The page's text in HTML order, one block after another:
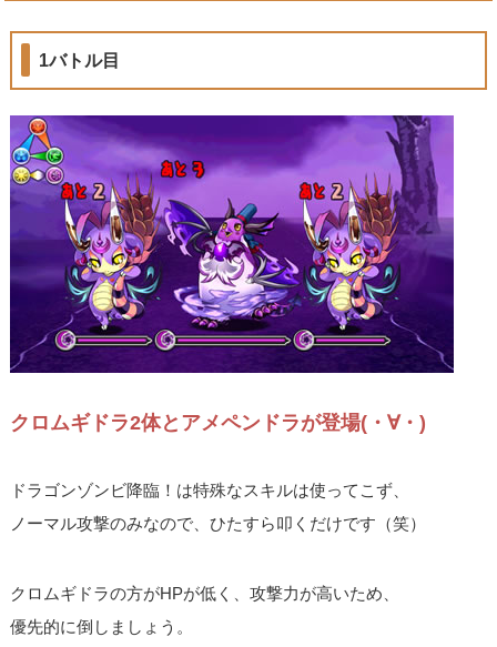
1バトル目
クロムギドラ2体とアメペンドラが登場(・∀・)
ドラゴンゾンビ降臨！は特殊なスキルは使ってこず、
ノーマル攻撃のみなので、ひたすら叩くだけです（笑）
クロムギドラの方がHPが低く、攻撃力が高いため、
優先的に倒しましょう。